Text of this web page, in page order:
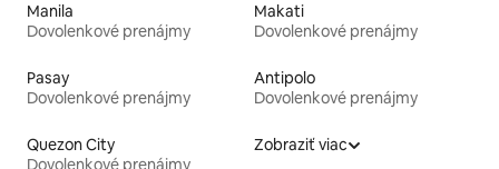
Manila
Dovolenkové prenájmy
Makati
Dovolenkové prenájmy
Pasay
Dovolenkové prenájmy
Antipolo
Dovolenkové prenájmy
Quezon City
Dovolenkové prenájmy
Zobraziť viac